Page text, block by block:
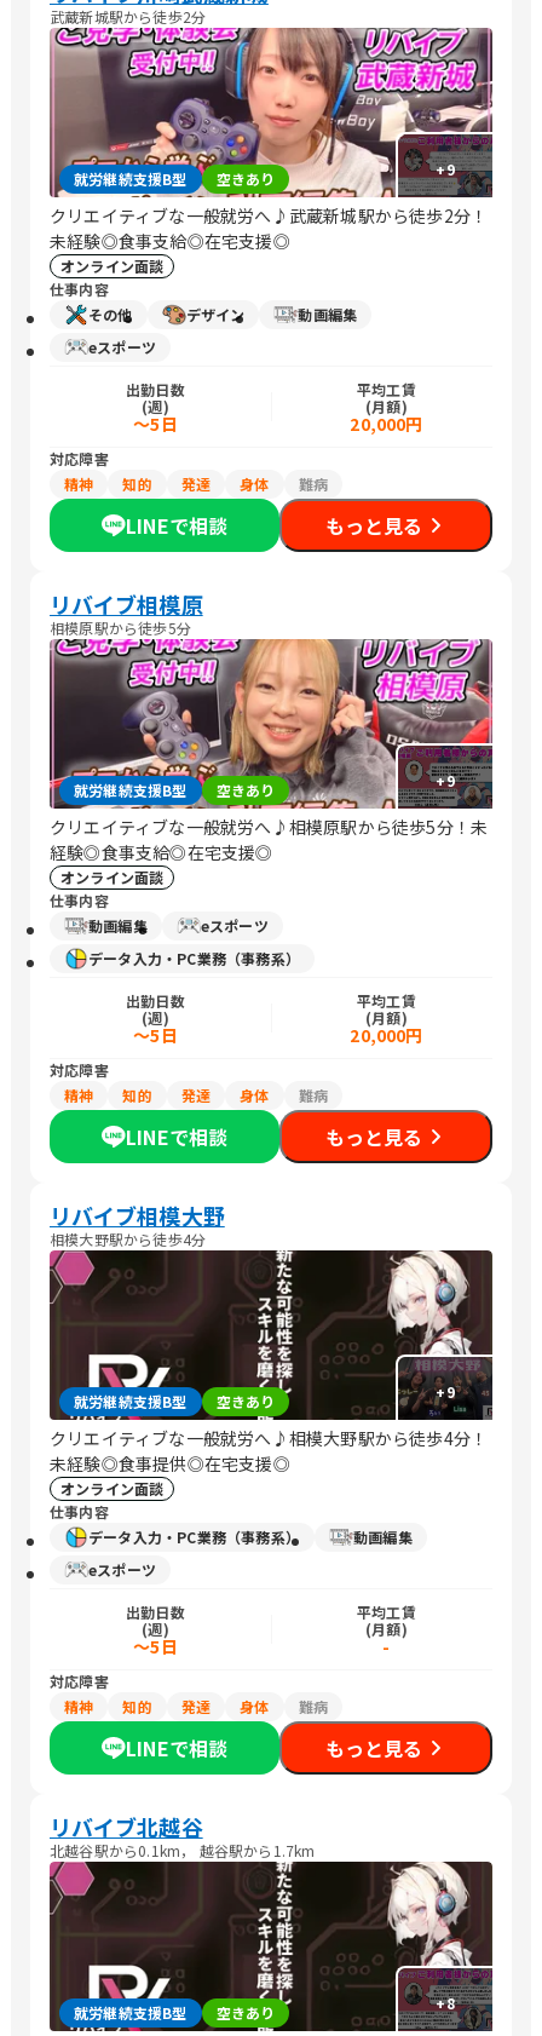
武蔵新城駅から徒歩2分
+9
就労継続支援B型 空きあり
クリエイティブな一般就労へ♪武蔵新城駅から徒歩2分！
未経験◎食事支給◎在宅支援◎
オンライン面談
仕事内容
その他
デザイン
動画編集
eスポーツ
出勤日数
(週)
～5日
平均工賃
(月額)
20,000円
対応障害
精神
知的 発達 身体 難病
LINEで相談 もっと見る
リバイブ相模原
相模原駅から徒歩5分
+9
就労継続支援B型 空きあり
クリエイティブな一般就労へ♪相模原駅から徒歩5分！未
経験◎食事支給◎在宅支援◎
オンライン面談
仕事内容
動画編集
eスポーツ
データ入力・PC業務（事務系）
出勤日数
(週)
～5日
平均工賃
(月額)
20,000円
対応障害
精神
知的 発達 身体 難病
LINEで相談 もっと見る
リバイブ相模大野
相模大野駅から徒歩4分
+9
就労継続支援B型 空きあり
クリエイティブな一般就労へ♪相模大野駅から徒歩4分！
未経験◎食事提供◎在宅支援◎
オンライン面談
仕事内容
データ入力・PC業務（事務系）
動画編集
eスポーツ
出勤日数
(週)
～5日
平均工賃
(月額)
-
対応障害
精神
知的 発達 身体 難病
LINEで相談 もっと見る
リバイブ北越谷
北越谷駅から0.1km， 越谷駅から1.7km
+8
就労継続支援B型 空きあり